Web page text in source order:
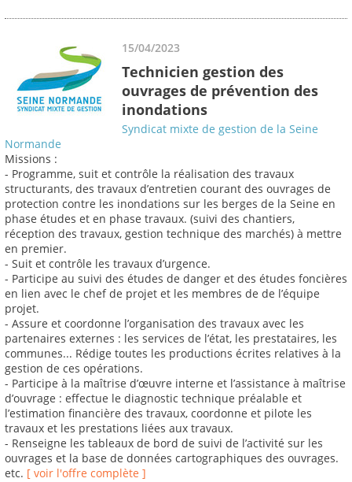
15/04/2023
Technicien gestion des
ouvrages de prévention des
inondations
Syndicat mixte de gestion de la Seine
Normande
Missions :
- Programme, suit et contrôle la réalisation des travaux
structurants, des travaux d’entretien courant des ouvrages de
protection contre les inondations sur les berges de la Seine en
phase études et en phase travaux. (suivi des chantiers,
réception des travaux, gestion technique des marchés) à mettre
en premier.
- Suit et contrôle les travaux d’urgence.
- Participe au suivi des études de danger et des études foncières
en lien avec le chef de projet et les membres de de l’équipe
projet.
- Assure et coordonne l’organisation des travaux avec les
partenaires externes : les services de l’état, les prestataires, les
communes... Rédige toutes les productions écrites relatives à la
gestion de ces opérations.
- Participe à la maîtrise d’œuvre interne et l’assistance à maîtrise
d’ouvrage : effectue le diagnostic technique préalable et
l’estimation financière des travaux, coordonne et pilote les
travaux et les prestations liées aux travaux.
- Renseigne les tableaux de bord de suivi de l’activité sur les
ouvrages et la base de données cartographiques des ouvrages.
etc. [ voir l'offre complète ]